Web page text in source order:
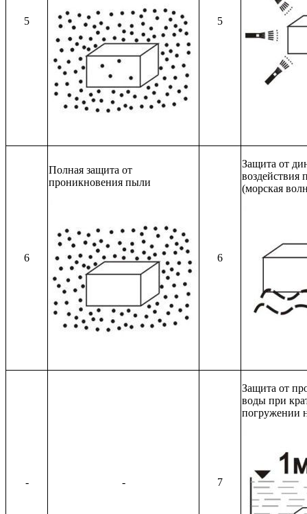
5 5
6
Полная защита от
проникновения пыли
6
Защита от
воздействия
(морская
- - 7
Защита от
воды при
погружении